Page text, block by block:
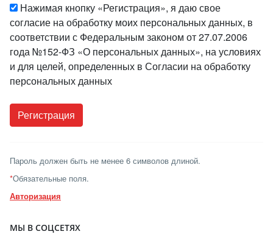
Нажимая кнопку «Регистрация», я даю свое
согласие на обработку моих персональных данных, в
соответствии с Федеральным законом от 27.07.2006
года №152-ФЗ «О персональных данных», на условиях
и для целей, определенных в Согласии на обработку
персональных данных
Пароль должен быть не менее 6 символов длиной.
*Обязательные поля.
Авторизация
МЫ В СОЦСЕТЯХ